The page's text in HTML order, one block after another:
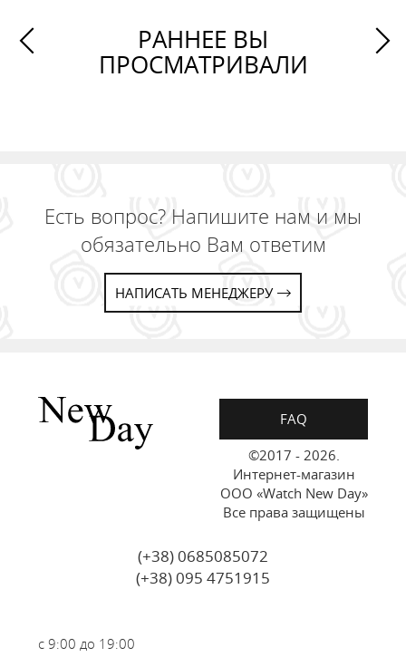
РАННЕЕ ВЫ
ПРОСМАТРИВАЛИ
Есть вопрос? Напишите нам и мы
обязательно Вам ответим
НАПИСАТЬ МЕНЕДЖЕРУ
FAQ
©2017 - 2026.
Интернет-магазин
ООО «Watch New Day»
Все права защищены
(+38) 0685085072
(+38) 095 4751915
с 9:00 до 19:00